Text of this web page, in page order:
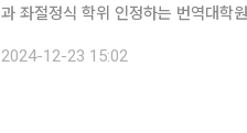
과 좌절정식 학위 인정하는 번역대학원대학교 설립 중요해
성이 증대하고 있지만, 관련 예산 지
2024-12-23 15:02